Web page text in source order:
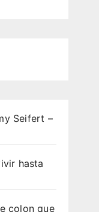
Seifert –
hasta
colon que